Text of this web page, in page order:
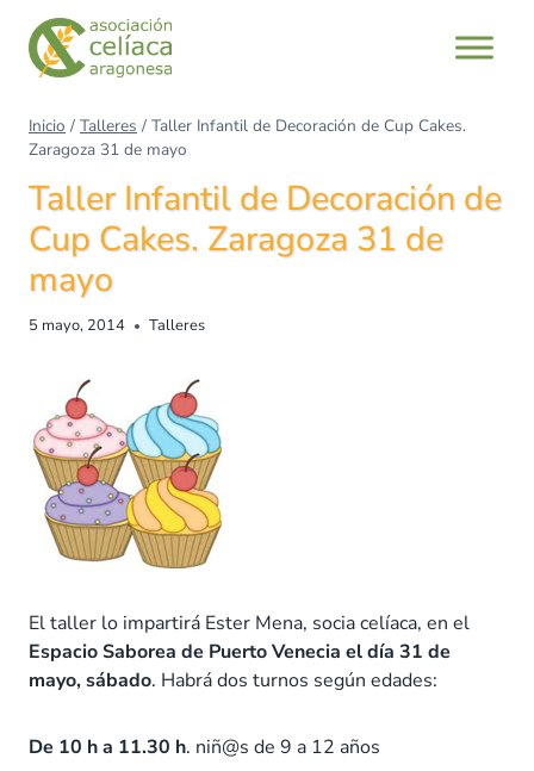
Saltar
contenido
Inicio / Talleres / Taller Infantil de Decoración de Cup Cakes.
Zaragoza 31 de mayo
Taller Infantil de Decoración de
Cup Cakes. Zaragoza 31 de
mayo
5 mayo, 2014 Talleres
El taller lo impartirá Ester Mena, socia celíaca, en el
Espacio Saborea de Puerto Venecia el día 31 de
mayo, sábado. Habrá dos turnos según edades:
De 10 h a 11.30 h. niñ@s de 9 a 12 años